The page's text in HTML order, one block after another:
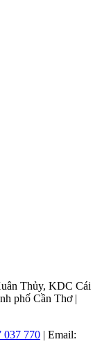
Thủy, KDC Cái
phố Cần Thơ |
037 770 | Email: